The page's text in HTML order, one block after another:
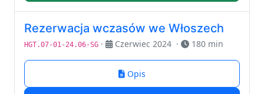
Rezerwacja wczasów we Włoszech
HGT.07-01-24.06-SG · Czerwiec 2024 · 180 min
Opis